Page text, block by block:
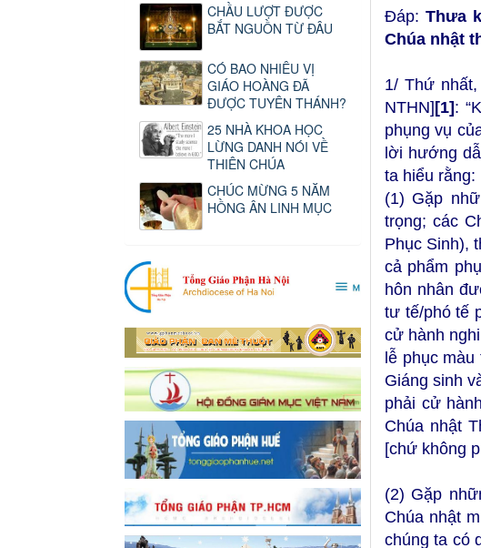
Đáp: Thưa
Chúa nhật
1/ Thứ
NTHN][1]:
phụng vụ
lời hướng
ta hiểu rằng:
(1) Gặp
trọng; các
Phục Sinh),
cả phẩm
hôn nhân
tư tế/phó tế
cử hành
lễ phục
Giáng sinh
phải cử
Chúa nhật
[chứ không
(2) Gặp
Chúa nhật
chúng ta có
CHẦU LƯỢT ĐƯỢC
BẮT NGUỒN TỪ ĐÂU
CÓ BAO NHIÊU VỊ
GIÁO HOÀNG ĐÃ
ĐƯỢC TUYÊN THÁNH?
25 NHÀ KHOA HỌC
LỪNG DANH NÓI VỀ
THIÊN CHÚA
CHÚC MỪNG 5 NĂM
HỒNG ÂN LINH MỤC